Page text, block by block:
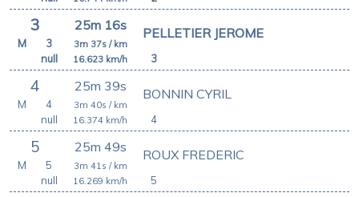
3 25m 16s
3
PELLETIER JEROME
3m 37s / km
16.623 km/h
M
3
null
4 25m 39s
4
BONNIN CYRIL
3m 40s / km
16.374 km/h
M
4
null
5 25m 49s
5
ROUX FREDERIC
3m 41s / km
16.269 km/h
M
5
null